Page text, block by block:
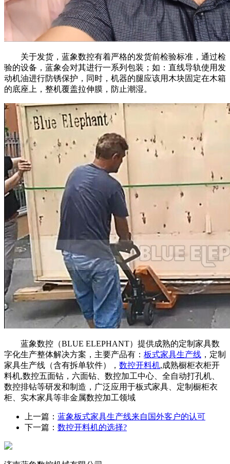
关于发货，蓝象数控有着严格的发货前检验标准，通过检
验的设备，蓝象会对其进行一系列包装；如：直线导轨使用发
动机油进行防锈保护，同时，机器的腿应该用木块固定在木箱
的底座上，整机覆盖拉伸膜，防止潮湿。
蓝象数控（BLUE ELEPHANT）提供成熟的定制家具数
字化生产整体解决方案，主要产品有： 板式家具生产线 ，定制
家具生产线（含有拆单软件）， 数控开料机,成熟橱柜衣柜开
料机,数控五面钻，六面钻、数控加工中心、全自动打孔机、
数控排钻等研发和制造，广泛应用于板式家具、定制橱柜衣
柜、实木家具等非金属数控加工领域
上一篇： 蓝象板式家具生产线来自国外客户的认可
下一篇： 数控开料机的选择?